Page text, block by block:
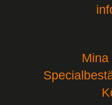
Mina